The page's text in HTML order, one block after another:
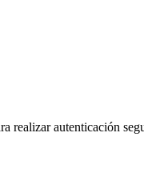
realizar autenticación